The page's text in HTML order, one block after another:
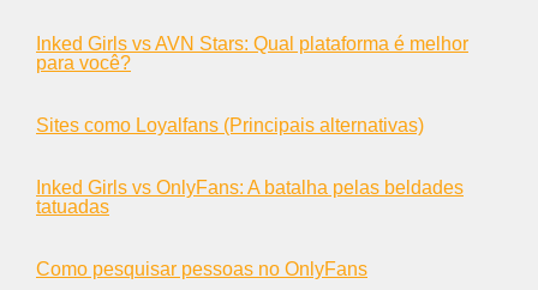
Inked Girls vs AVN Stars: Qual plataforma é melhor
para você?
Sites como Loyalfans (Principais alternativas)
Inked Girls vs OnlyFans: A batalha pelas beldades
tatuadas
Como pesquisar pessoas no OnlyFans